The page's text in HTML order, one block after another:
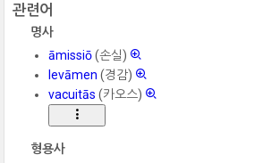
관련어
명사
āmissiō(손실)
levāmen (경감)
vacuitās (카오스)
형용사